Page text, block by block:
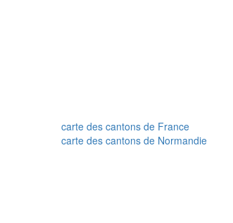
carte des cantons de France
carte des cantons de Normandie